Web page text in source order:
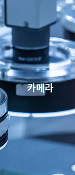
카메라